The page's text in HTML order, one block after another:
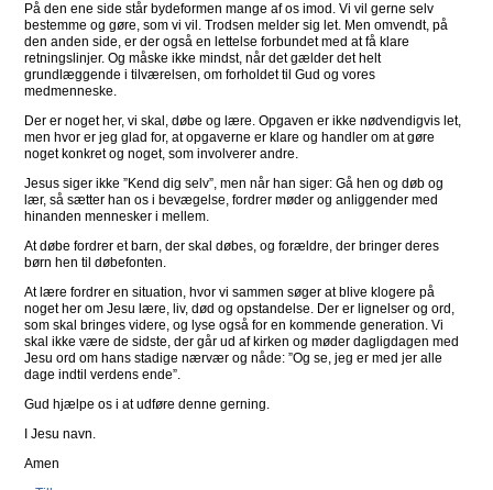
På den ene side står bydeformen mange af os imod. Vi vil gerne selv
bestemme og gøre, som vi vil. Trodsen melder sig let. Men omvendt, på
den anden side, er der også en lettelse forbundet med at få klare
retningslinjer. Og måske ikke mindst, når det gælder det helt
grundlæggende i tilværelsen, om forholdet til Gud og vores
medmenneske.
Der er noget her, vi skal, døbe og lære. Opgaven er ikke nødvendigvis let,
men hvor er jeg glad for, at opgaverne er klare og handler om at gøre
noget konkret og noget, som involverer andre.
Jesus siger ikke ”Kend dig selv”, men når han siger: Gå hen og døb og
lær, så sætter han os i bevægelse, fordrer møder og anliggender med
hinanden mennesker i mellem.
At døbe fordrer et barn, der skal døbes, og forældre, der bringer deres
børn hen til døbefonten.
At lære fordrer en situation, hvor vi sammen søger at blive klogere på
noget her om Jesu lære, liv, død og opstandelse. Der er lignelser og ord,
som skal bringes videre, og lyse også for en kommende generation. Vi
skal ikke være de sidste, der går ud af kirken og møder dagligdagen med
Jesu ord om hans stadige nærvær og nåde: ”Og se, jeg er med jer alle
dage indtil verdens ende”.
Gud hjælpe os i at udføre denne gerning.
I Jesu navn.
Amen